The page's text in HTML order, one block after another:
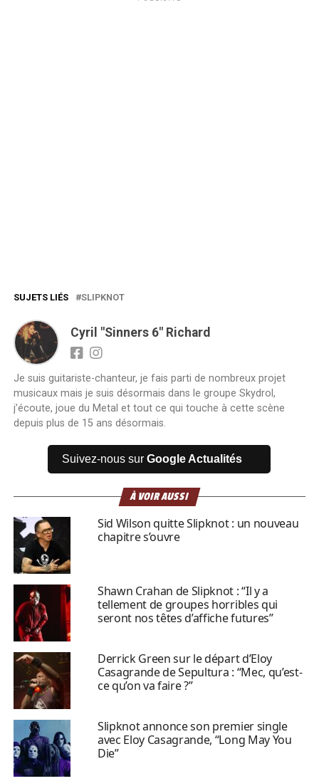
SUJETS LIÉS SLIPKNOT
Cyril "Sinners 6" Richard
Je suis guitariste-chanteur, je fais parti de nombreux projet
musicaux mais je suis désormais dans le groupe Skydrol,
j’écoute, joue du Metal et tout ce qui touche à cette scène
depuis plus de 15 ans désormais.
Suivez-nous surGoogle Actualités
À VOIR AUSSI
Sid Wilson quitte Slipknot : un nouveau
chapitre s’ouvre
Shawn Crahan de Slipknot : “Il y a
tellement de groupes horribles qui
seront nos têtes d’affiche futures”
Derrick Green sur le départ d’Eloy
Casagrande de Sepultura : “Mec, qu’est-
ce qu’on va faire ?”
Slipknot annonce son premier single
avec Eloy Casagrande, “Long May You
Die”